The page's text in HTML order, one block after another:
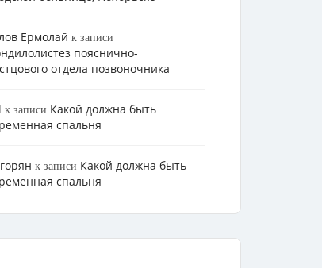
Ермолай к записи
пояснично-
отдела позвоночника
к записи Какой должна быть
спальня
к записи Какой должна быть
спальня